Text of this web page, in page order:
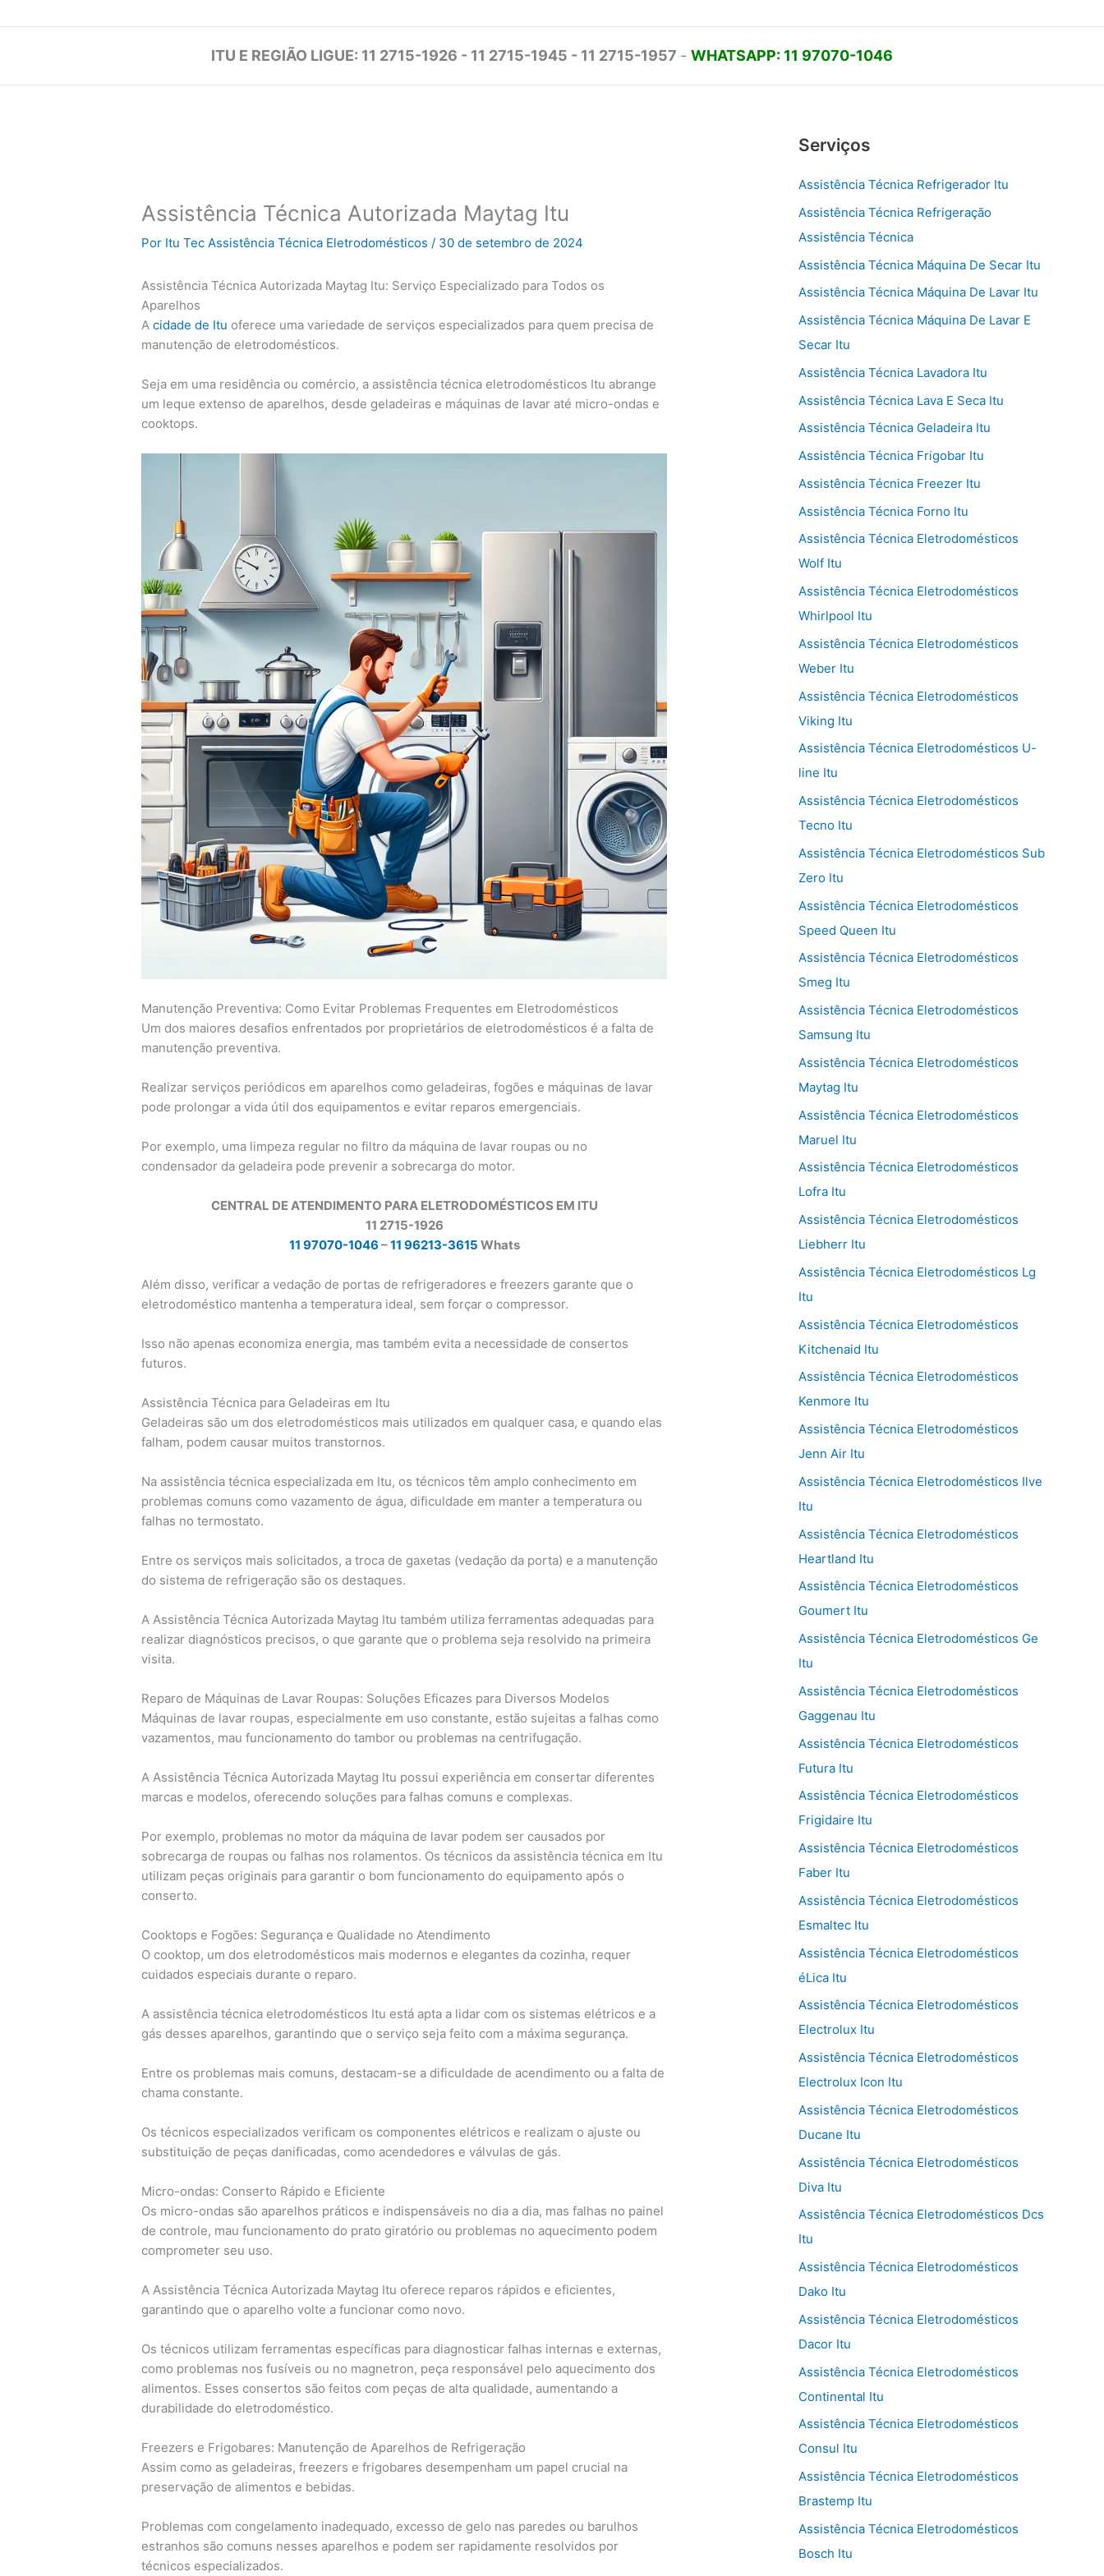
ITU E REGIÃO LIGUE: 11 2715-1926 - 11 2715-1945 - 11 2715-1957 - WHATSAPP: 11 97070-1046
Assistência Técnica Autorizada Maytag Itu
Por Itu Tec Assistência Técnica Eletrodomésticos/ 30 de setembro de 2024
Assistência Técnica Autorizada Maytag Itu: Serviço Especializado para Todos os
Aparelhos
Acidade de Itu oferece uma variedade de serviços especializados para quem precisa de
manutenção de eletrodomésticos.
Seja em uma residência ou comércio, a assistência técnica eletrodomésticos Itu abrange
um leque extenso de aparelhos, desde geladeiras e máquinas de lavar até micro-ondas e
cooktops.
Manutenção Preventiva: Como Evitar Problemas Frequentes em Eletrodomésticos
Um dos maiores desafios enfrentados por proprietários de eletrodomésticos é a falta de
manutenção preventiva.
Realizar serviços periódicos em aparelhos como geladeiras, fogões e máquinas de lavar
pode prolongar a vida útil dos equipamentos e evitar reparos emergenciais.
Por exemplo, uma limpeza regular no filtro da máquina de lavar roupas ou no
condensador da geladeira pode prevenir a sobrecarga do motor.
CENTRAL DE ATENDIMENTO PARA ELETRODOMÉSTICOS EM ITU
11 2715-1926
11 97070-1046 –11 96213-3615 Whats
Além disso, verificar a vedação de portas de refrigeradores e freezers garante que o
eletrodoméstico mantenha a temperatura ideal, sem forçar o compressor.
Isso não apenas economiza energia, mas também evita a necessidade de consertos
futuros.
Assistência Técnica para Geladeiras em Itu
Geladeiras são um dos eletrodomésticos mais utilizados em qualquer casa, e quando elas
falham, podem causar muitos transtornos.
Na assistência técnica especializada em Itu, os técnicos têm amplo conhecimento em
problemas comuns como vazamento de água, dificuldade em manter a temperatura ou
falhas no termostato.
Entre os serviços mais solicitados, a troca de gaxetas (vedação da porta) e a manutenção
do sistema de refrigeração são os destaques.
A Assistência Técnica Autorizada Maytag Itu também utiliza ferramentas adequadas para
realizar diagnósticos precisos, o que garante que o problema seja resolvido na primeira
visita.
Reparo de Máquinas de Lavar Roupas: Soluções Eficazes para Diversos Modelos
Máquinas de lavar roupas, especialmente em uso constante, estão sujeitas a falhas como
vazamentos, mau funcionamento do tambor ou problemas na centrifugação.
A Assistência Técnica Autorizada Maytag Itu possui experiência em consertar diferentes
marcas e modelos, oferecendo soluções para falhas comuns e complexas.
Por exemplo, problemas no motor da máquina de lavar podem ser causados por
sobrecarga de roupas ou falhas nos rolamentos. Os técnicos da assistência técnica em Itu
utilizam peças originais para garantir o bom funcionamento do equipamento após o
conserto.
Cooktops e Fogões: Segurança e Qualidade no Atendimento
O cooktop, um dos eletrodomésticos mais modernos e elegantes da cozinha, requer
cuidados especiais durante o reparo.
A assistência técnica eletrodomésticos Itu está apta a lidar com os sistemas elétricos e a
gás desses aparelhos, garantindo que o serviço seja feito com a máxima segurança.
Entre os problemas mais comuns, destacam-se a dificuldade de acendimento ou a falta de
chama constante.
Os técnicos especializados verificam os componentes elétricos e realizam o ajuste ou
substituição de peças danificadas, como acendedores e válvulas de gás.
Micro-ondas: Conserto Rápido e Eficiente
Os micro-ondas são aparelhos práticos e indispensáveis no dia a dia, mas falhas no painel
de controle, mau funcionamento do prato giratório ou problemas no aquecimento podem
comprometer seu uso.
A Assistência Técnica Autorizada Maytag Itu oferece reparos rápidos e eficientes,
garantindo que o aparelho volte a funcionar como novo.
Os técnicos utilizam ferramentas específicas para diagnosticar falhas internas e externas,
como problemas nos fusíveis ou no magnetron, peça responsável pelo aquecimento dos
alimentos. Esses consertos são feitos com peças de alta qualidade, aumentando a
durabilidade do eletrodoméstico.
Freezers e Frigobares: Manutenção de Aparelhos de Refrigeração
Assim como as geladeiras, freezers e frigobares desempenham um papel crucial na
preservação de alimentos e bebidas.
Problemas com congelamento inadequado, excesso de gelo nas paredes ou barulhos
estranhos são comuns nesses aparelhos e podem ser rapidamente resolvidos por
técnicos especializados.
Serviços
Assistência Técnica Refrigerador Itu
Assistência Técnica Refrigeração
Assistência Técnica
Assistência Técnica Máquina De Secar Itu
Assistência Técnica Máquina De Lavar Itu
Assistência Técnica Máquina De Lavar E
Secar Itu
Assistência Técnica Lavadora Itu
Assistência Técnica Lava E Seca Itu
Assistência Técnica Geladeira Itu
Assistência Técnica Frigobar Itu
Assistência Técnica Freezer Itu
Assistência Técnica Forno Itu
Assistência Técnica Eletrodomésticos
Wolf Itu
Assistência Técnica Eletrodomésticos
Whirlpool Itu
Assistência Técnica Eletrodomésticos
Weber Itu
Assistência Técnica Eletrodomésticos
Viking Itu
Assistência Técnica Eletrodomésticos U-
line Itu
Assistência Técnica Eletrodomésticos
Tecno Itu
Assistência Técnica Eletrodomésticos Sub
Zero Itu
Assistência Técnica Eletrodomésticos
Speed Queen Itu
Assistência Técnica Eletrodomésticos
Smeg Itu
Assistência Técnica Eletrodomésticos
Samsung Itu
Assistência Técnica Eletrodomésticos
Maytag Itu
Assistência Técnica Eletrodomésticos
Maruel Itu
Assistência Técnica Eletrodomésticos
Lofra Itu
Assistência Técnica Eletrodomésticos
Liebherr Itu
Assistência Técnica Eletrodomésticos Lg
Itu
Assistência Técnica Eletrodomésticos
Kitchenaid Itu
Assistência Técnica Eletrodomésticos
Kenmore Itu
Assistência Técnica Eletrodomésticos
Jenn Air Itu
Assistência Técnica Eletrodomésticos Ilve
Itu
Assistência Técnica Eletrodomésticos
Heartland Itu
Assistência Técnica Eletrodomésticos
Goumert Itu
Assistência Técnica Eletrodomésticos Ge
Itu
Assistência Técnica Eletrodomésticos
Gaggenau Itu
Assistência Técnica Eletrodomésticos
Futura Itu
Assistência Técnica Eletrodomésticos
Frigidaire Itu
Assistência Técnica Eletrodomésticos
Faber Itu
Assistência Técnica Eletrodomésticos
Esmaltec Itu
Assistência Técnica Eletrodomésticos
éLica Itu
Assistência Técnica Eletrodomésticos
Electrolux Itu
Assistência Técnica Eletrodomésticos
Electrolux Icon Itu
Assistência Técnica Eletrodomésticos
Ducane Itu
Assistência Técnica Eletrodomésticos
Diva Itu
Assistência Técnica Eletrodomésticos Dcs
Itu
Assistência Técnica Eletrodomésticos
Dako Itu
Assistência Técnica Eletrodomésticos
Dacor Itu
Assistência Técnica Eletrodomésticos
Continental Itu
Assistência Técnica Eletrodomésticos
Consul Itu
Assistência Técnica Eletrodomésticos
Brastemp Itu
Assistência Técnica Eletrodomésticos
Bosch Itu